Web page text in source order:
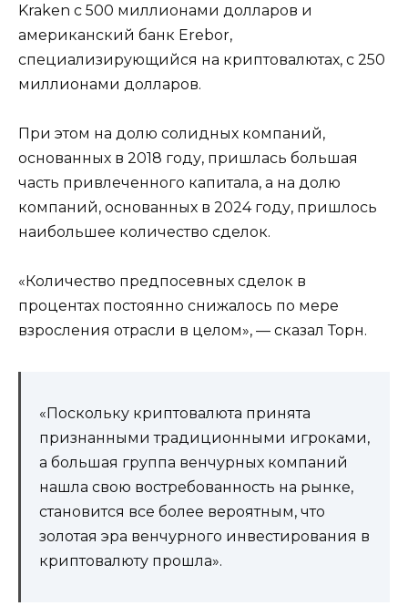
Kraken с 500 миллионами долларов и
американский банк Erebor,
специализирующийся на криптовалютах, с 250
миллионами долларов.
При этом на долю солидных компаний,
основанных в 2018 году, пришлась большая
часть привлеченного капитала, а на долю
компаний, основанных в 2024 году, пришлось
наибольшее количество сделок.
«Количество предпосевных сделок в
процентах постоянно снижалось по мере
взросления отрасли в целом», — сказал Торн.
«Поскольку криптовалюта принята
признанными традиционными игроками,
а большая группа венчурных компаний
нашла свою востребованность на рынке,
становится все более вероятным, что
золотая эра венчурного инвестирования в
криптовалюту прошла».